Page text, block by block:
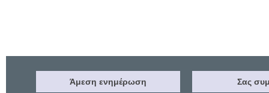
Άμεση ενημέρωση Σας